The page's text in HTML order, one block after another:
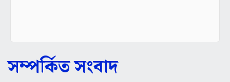
সম্পর্কিত সংবাদ